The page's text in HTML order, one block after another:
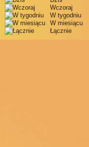
Wczoraj
W tygodniu
W miesiącu
Łącznie